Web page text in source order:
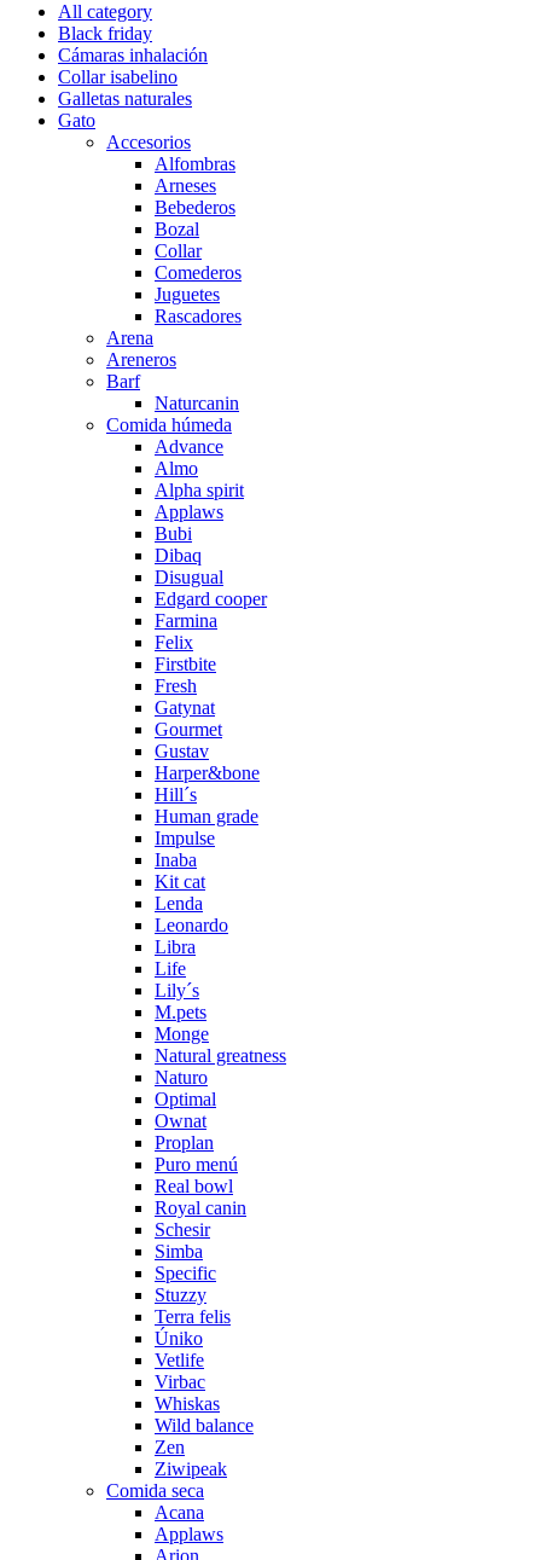
All category
Black friday
Cámaras inhalación
Collar isabelino
Galletas naturales
Gato
Accesorios
Alfombras
Arneses
Bebederos
Bozal
Collar
Comederos
Juguetes
Rascadores
Arena
Areneros
Barf
Naturcanin
Comida húmeda
Advance
Almo
Alpha spirit
Applaws
Bubi
Dibaq
Disugual
Edgard cooper
Farmina
Felix
Firstbite
Fresh
Gatynat
Gourmet
Gustav
Harper&bone
Hill´s
Human grade
Impulse
Inaba
Kit cat
Lenda
Leonardo
Libra
Life
Lily´s
M.pets
Monge
Natural greatness
Naturo
Optimal
Ownat
Proplan
Puro menú
Real bowl
Royal canin
Schesir
Simba
Specific
Stuzzy
Terra felis
Úniko
Vetlife
Virbac
Whiskas
Wild balance
Zen
Ziwipeak
Comida seca
Acana
Applaws
Arion